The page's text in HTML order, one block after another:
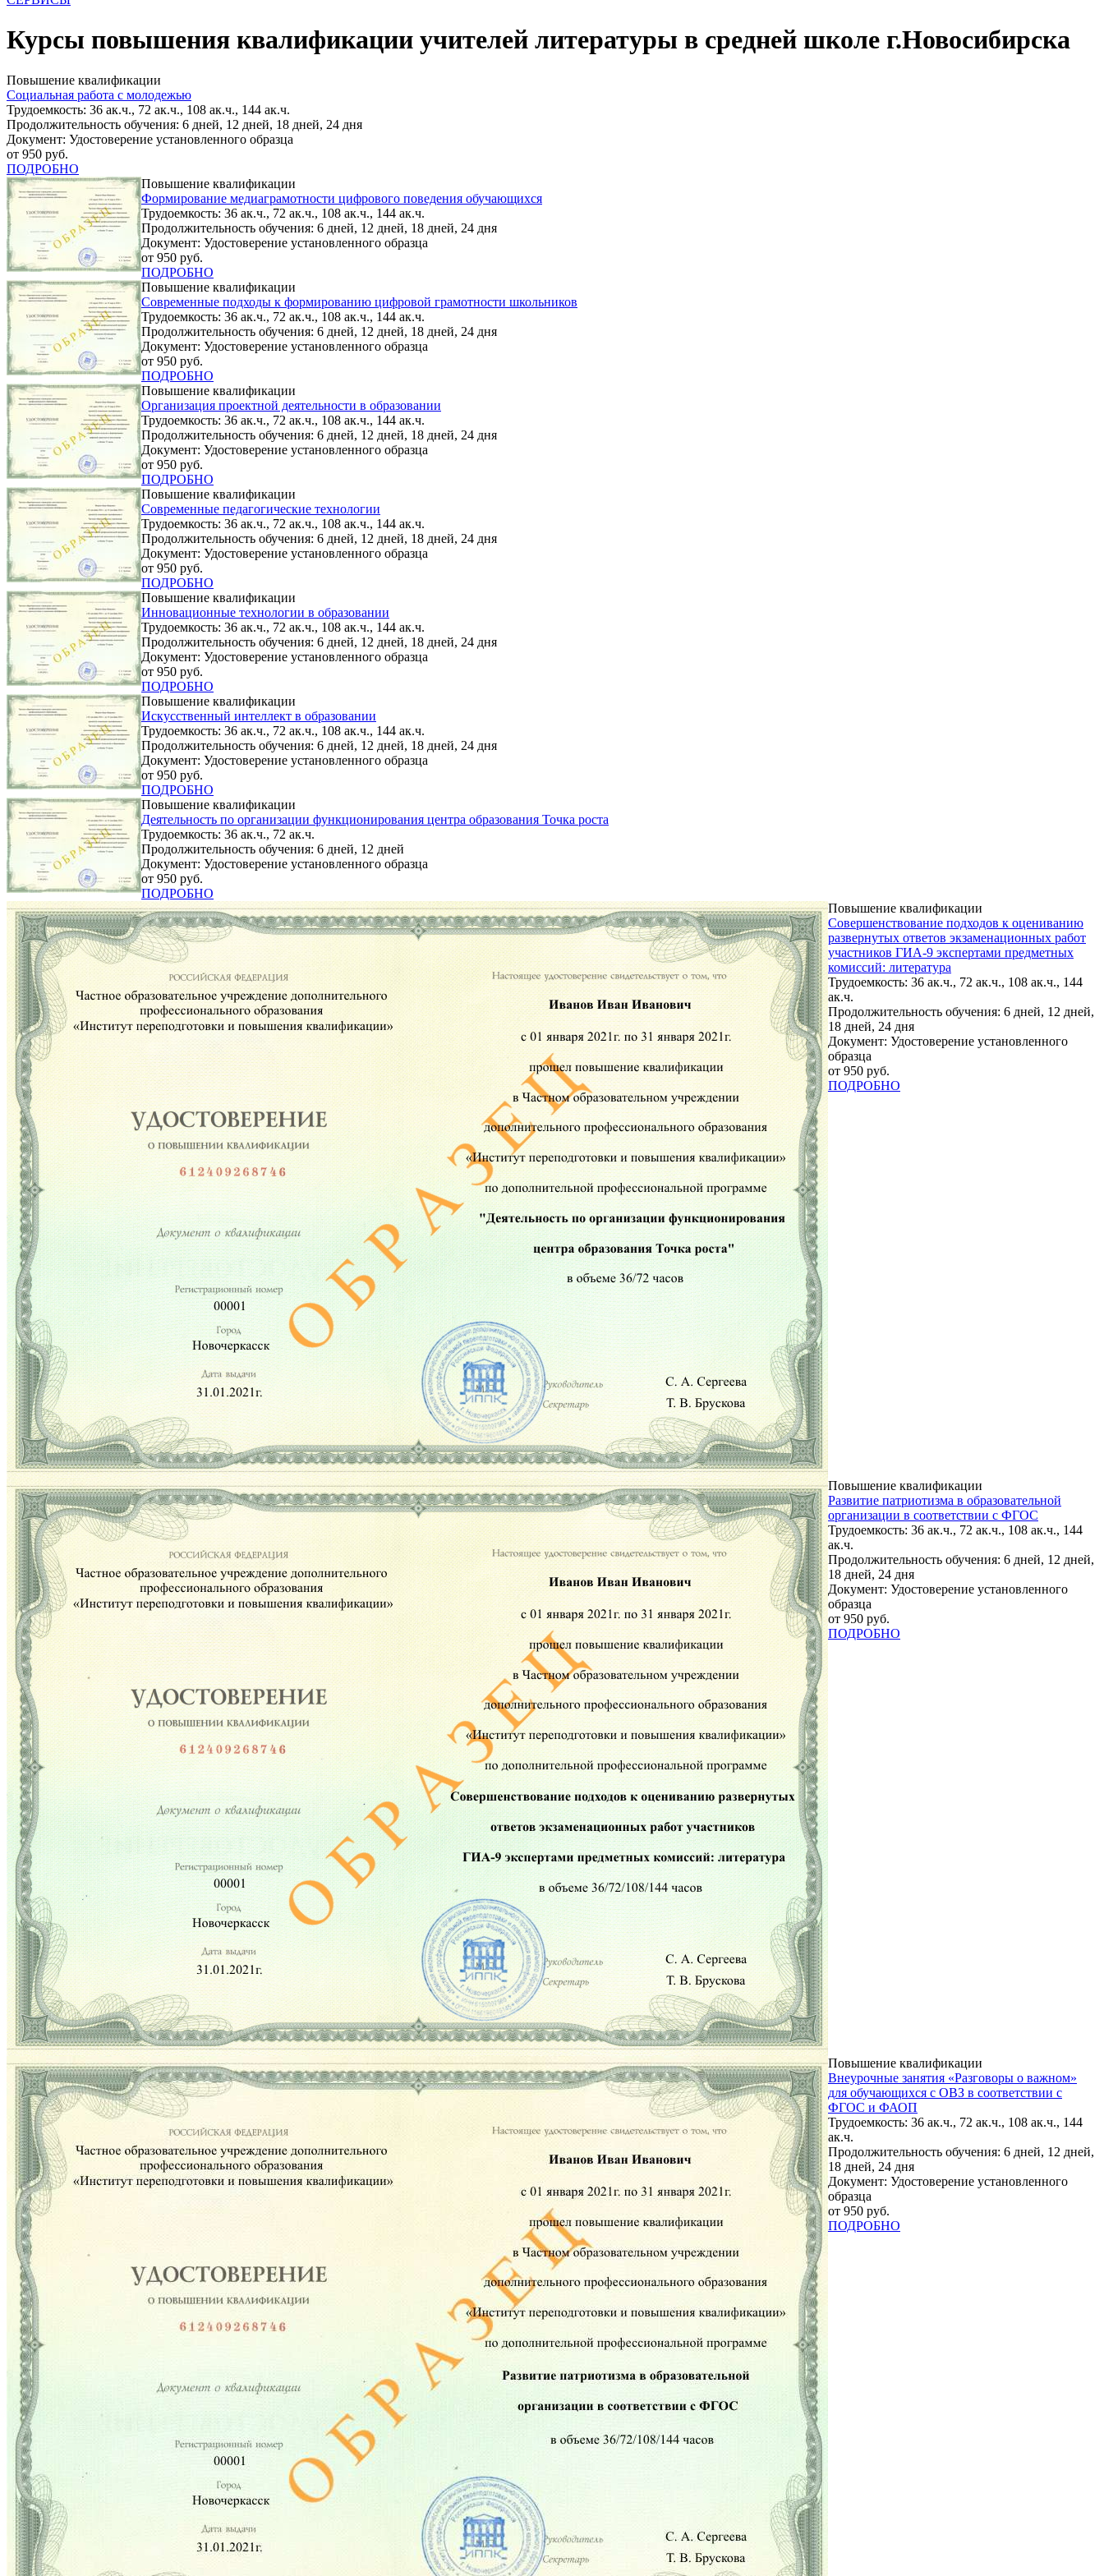
Курсы повышения квалификации учителей литературы в средней школе г.Новосибирска
Повышение квалификации
Социальная работа с молодежью
Трудоемкость: 36 ак.ч., 72 ак.ч., 108 ак.ч., 144 ак.ч.
Продолжительность обучения: 6 дней, 12 дней, 18 дней, 24 дня
Документ: Удостоверение установленного образца
от 950 руб.
ПОДРОБНО
Повышение квалификации
Формирование медиаграмотности цифрового поведения обучающихся
Трудоемкость: 36 ак.ч., 72 ак.ч., 108 ак.ч., 144 ак.ч.
Продолжительность обучения: 6 дней, 12 дней, 18 дней, 24 дня
Документ: Удостоверение установленного образца
от 950 руб.
ПОДРОБНО
Повышение квалификации
Современные подходы к формированию цифровой грамотности школьников
Трудоемкость: 36 ак.ч., 72 ак.ч., 108 ак.ч., 144 ак.ч.
Продолжительность обучения: 6 дней, 12 дней, 18 дней, 24 дня
Документ: Удостоверение установленного образца
от 950 руб.
ПОДРОБНО
Повышение квалификации
Организация проектной деятельности в образовании
Трудоемкость: 36 ак.ч., 72 ак.ч., 108 ак.ч., 144 ак.ч.
Продолжительность обучения: 6 дней, 12 дней, 18 дней, 24 дня
Документ: Удостоверение установленного образца
от 950 руб.
ПОДРОБНО
Повышение квалификации
Современные педагогические технологии
Трудоемкость: 36 ак.ч., 72 ак.ч., 108 ак.ч., 144 ак.ч.
Продолжительность обучения: 6 дней, 12 дней, 18 дней, 24 дня
Документ: Удостоверение установленного образца
от 950 руб.
ПОДРОБНО
Повышение квалификации
Инновационные технологии в образовании
Трудоемкость: 36 ак.ч., 72 ак.ч., 108 ак.ч., 144 ак.ч.
Продолжительность обучения: 6 дней, 12 дней, 18 дней, 24 дня
Документ: Удостоверение установленного образца
от 950 руб.
ПОДРОБНО
Повышение квалификации
Искусственный интеллект в образовании
Трудоемкость: 36 ак.ч., 72 ак.ч., 108 ак.ч., 144 ак.ч.
Продолжительность обучения: 6 дней, 12 дней, 18 дней, 24 дня
Документ: Удостоверение установленного образца
от 950 руб.
ПОДРОБНО
Повышение квалификации
Деятельность по организации функционирования центра образования Точка роста
Трудоемкость: 36 ак.ч., 72 ак.ч.
Продолжительность обучения: 6 дней, 12 дней
Документ: Удостоверение установленного образца
от 950 руб.
ПОДРОБНО
Повышение квалификации
Совершенствование подходов к оцениванию
развернутых ответов экзаменационных работ
участников ГИА-9 экспертами предметных
комиссий: литература
Трудоемкость: 36 ак.ч., 72 ак.ч., 108 ак.ч., 144
ак.ч.
Продолжительность обучения: 6 дней, 12 дней,
18 дней, 24 дня
Документ: Удостоверение установленного
образца
от 950 руб.
ПОДРОБНО
Повышение квалификации
Развитие патриотизма в образовательной
организации в соответствии с ФГОС
Трудоемкость: 36 ак.ч., 72 ак.ч., 108 ак.ч., 144
ак.ч.
Продолжительность обучения: 6 дней, 12 дней,
18 дней, 24 дня
Документ: Удостоверение установленного
образца
от 950 руб.
ПОДРОБНО
Повышение квалификации
Внеурочные занятия «Разговоры о важном»
для обучающихся с ОВЗ в соответствии с
ФГОС и ФАОП
Трудоемкость: 36 ак.ч., 72 ак.ч., 108 ак.ч., 144
ак.ч.
Продолжительность обучения: 6 дней, 12 дней,
18 дней, 24 дня
Документ: Удостоверение установленного
образца
от 950 руб.
ПОДРОБНО